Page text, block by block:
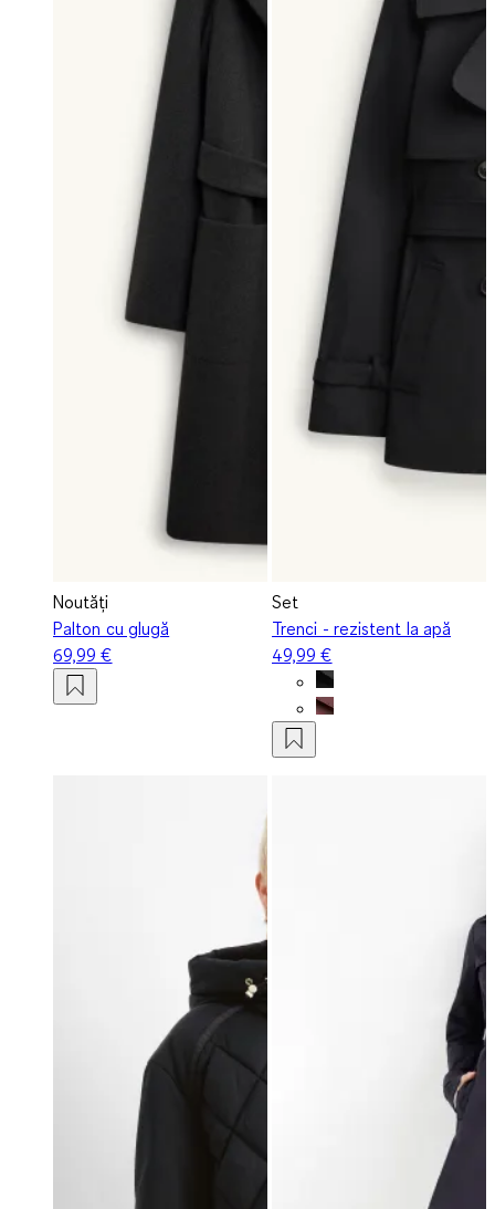
Noutăți
Palton cu glugă
69,99 €
Set
Trenci - rezistent la apă
49,99 €